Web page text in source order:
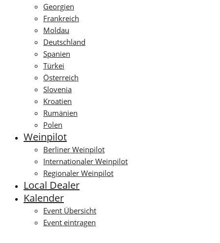
Georgien
Frankreich
Moldau
Deutschland
Spanien
Türkei
Österreich
Slovenia
Kroatien
Rumänien
Polen
Weinpilot
Berliner Weinpilot
Internationaler Weinpilot
Regionaler Weinpilot
Local Dealer
Kalender
Event Übersicht
Event eintragen